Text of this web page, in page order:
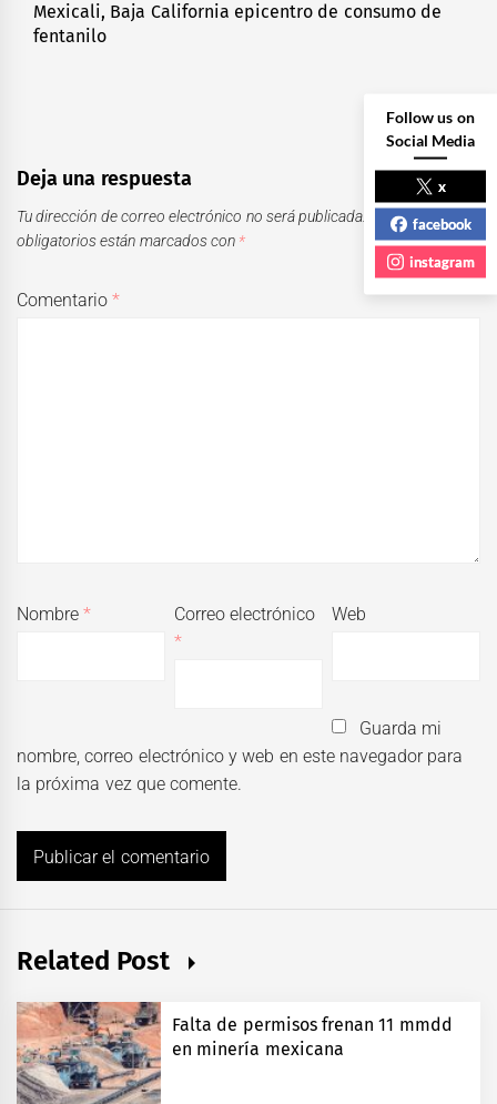
Next
post:
Mexicali, Baja California epicentro de consumo de
fentanilo
Deja una respuesta
Tu dirección de correo electrónico no será publicada.
Los campos
obligatorios están marcados con *
Comentario*
Nombre*
Correo electrónico
*
Web
Guarda mi
nombre, correo electrónico y web en este navegador para
la próxima vez que comente.
Related Post
Falta de permisos frenan 11 mmdd
en minería mexicana
Follow us on
Social Media
x
facebook
instagram